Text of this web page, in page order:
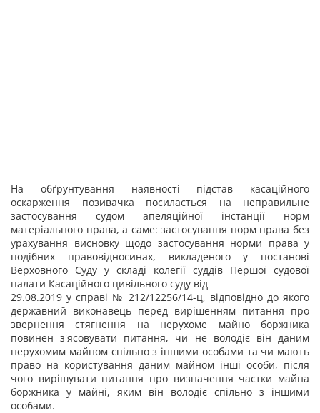
На обґрунтування наявності підстав касаційного
оскарження позивачка посилається на неправильне
застосування судом апеляційної інстанції норм
матеріального права, а саме: застосування норм права без
урахування висновку щодо застосування норми права у
подібних правовідносинах, викладеного у постанові
Верховного Суду у складі колегії суддів Першої судової
палати Касаційного цивільного суду від
29.08.2019 у справі № 212/12256/14-ц, відповідно до якого
державний виконавець перед вирішенням питання про
звернення стягнення на нерухоме майно боржника
повинен з'ясовувати питання, чи не володіє він даним
нерухомим майном спільно з іншими особами та чи мають
право на користування даним майном інші особи, після
чого вирішувати питання про визначення частки майна
боржника у майні, яким він володіє спільно з іншими
особами.